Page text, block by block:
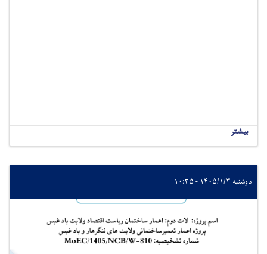
بیشتر
دوشنبه ۱۴۰۵/۱/۳ - ۱۰:۳۵